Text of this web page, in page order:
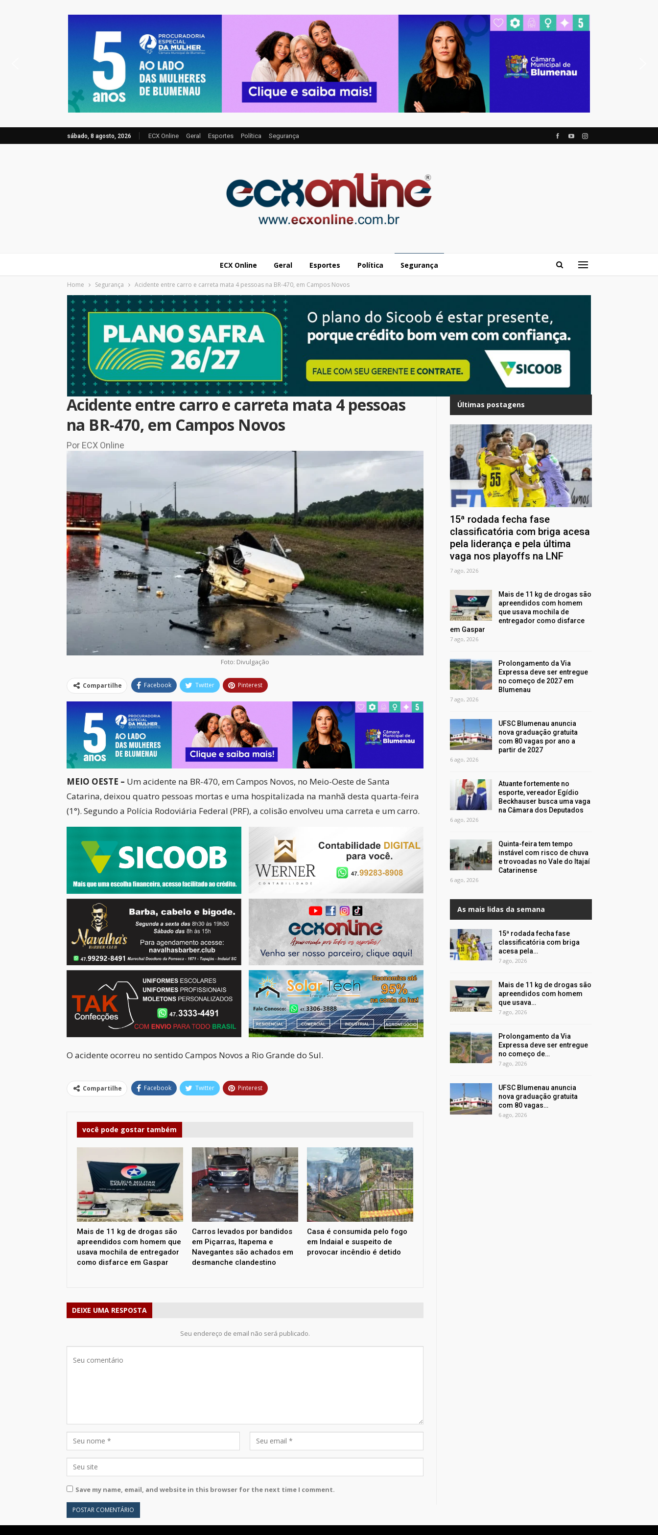
sábado, 8 agosto, 2026 ECX Online Geral Esportes Política Segurança
ECX Online Geral Esportes Política Segurança
Home Segurança Acidente entre carro e carreta mata 4 pessoas na BR-470, em Campos Novos
Acidente entre carro e carreta mata 4 pessoas
na BR-470, em Campos Novos
Por ECX Online
Foto: Divulgação
Compartilhe Facebook Twitter Pinterest
MEIO OESTE – Um acidente na BR-470, em Campos Novos, no Meio-Oeste de Santa
Catarina, deixou quatro pessoas mortas e uma hospitalizada na manhã desta quarta-feira
(1°). Segundo a Polícia Rodoviária Federal (PRF), a colisão envolveu uma carreta e um carro.
O acidente ocorreu no sentido Campos Novos a Rio Grande do Sul.
Compartilhe Facebook Twitter Pinterest
você pode gostar também
Mais de 11 kg de drogas são
apreendidos com homem que
usava mochila de entregador
como disfarce em Gaspar
Carros levados por bandidos
em Piçarras, Itapema e
Navegantes são achados em
desmanche clandestino
Casa é consumida pelo fogo
em Indaial e suspeito de
provocar incêndio é detido
DEIXE UMA RESPOSTA
Seu endereço de email não será publicado.
Save my name, email, and website in this browser for the next time I comment.
Últimas postagens
15ª rodada fecha fase
classificatória com briga acesa
pela liderança e pela última
vaga nos playoffs na LNF
7 ago, 2026
Mais de 11 kg de drogas são
apreendidos com homem
que usava mochila de
entregador como disfarce
em Gaspar
7 ago, 2026
Prolongamento da Via
Expressa deve ser entregue
no começo de 2027 em
Blumenau
7 ago, 2026
UFSC Blumenau anuncia
nova graduação gratuita
com 80 vagas por ano a
partir de 2027
6 ago, 2026
Atuante fortemente no
esporte, vereador Egídio
Beckhauser busca uma vaga
na Câmara dos Deputados
6 ago, 2026
Quinta-feira tem tempo
instável com risco de chuva
e trovoadas no Vale do Itajaí
Catarinense
6 ago, 2026
As mais lidas da semana
15ª rodada fecha fase
classificatória com briga
acesa pela…
7 ago, 2026
Mais de 11 kg de drogas são
apreendidos com homem
que usava…
7 ago, 2026
Prolongamento da Via
Expressa deve ser entregue
no começo de…
7 ago, 2026
UFSC Blumenau anuncia
nova graduação gratuita
com 80 vagas…
6 ago, 2026